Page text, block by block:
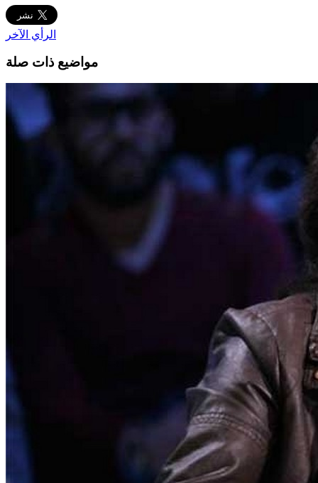
الرأي الآخر
مواضيع ذات صلة